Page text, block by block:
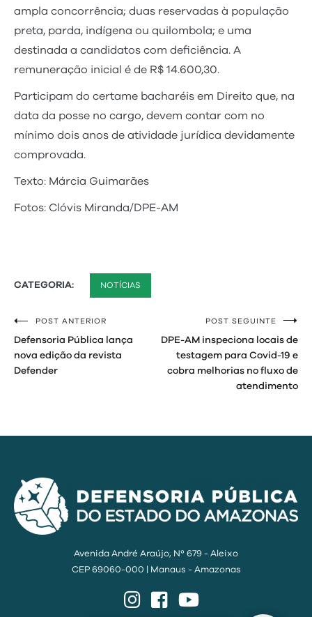
ampla concorrência; duas reservadas à população
preta, parda, indígena ou quilombola; e uma
destinada a candidatos com deficiência. A
remuneração inicial é de R$ 14.600,30.
Participam do certame bacharéis em Direito que, na
data da posse no cargo, devem contar com no
mínimo dois anos de atividade jurídica devidamente
comprovada.
Texto: Márcia Guimarães
Fotos: Clóvis Miranda/DPE-AM
CATEGORIA: NOTÍCIAS
Navegação
de
Post
POST ANTERIOR
Defensoria Pública lança
nova edição da revista
Defender
POST SEGUINTE
DPE-AM inspeciona locais de
testagem para Covid-19 e
cobra melhorias no fluxo de
atendimento
Avenida André Araújo, Nº 679 - Aleixo
CEP 69060-000 | Manaus - Amazonas
InstagramFacebook